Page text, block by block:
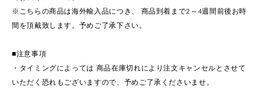
※こちらの商品は海外輸入品につき、 商品到着まで2～4週間前後お時
間を頂戴致します。予めご了承下さい。
■注意事項
・タイミングによっては 商品在庫切れにより注文キャンセルとさせて
いただく恐れもございますので、予めご了承くださいませ。